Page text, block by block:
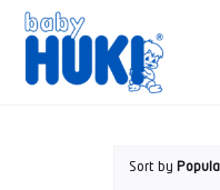
Skip
content
Sort by